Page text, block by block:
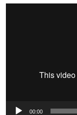
Lecteur
00:00